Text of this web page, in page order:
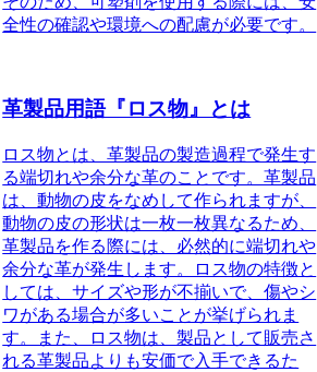
全性の確認や環境への配慮が必要です。
革製品用語『ロス物』とは
ロス物とは、革製品の製造過程で発生す
る端切れや余分な革のことです。革製品
は、動物の皮をなめして作られますが、
動物の皮の形状は一枚一枚異なるため、
革製品を作る際には、必然的に端切れや
余分な革が発生します。ロス物の特徴と
しては、サイズや形が不揃いで、傷やシ
ワがある場合が多いことが挙げられま
す。また、ロス物は、製品として販売さ
れる革製品よりも安価で入手できるた